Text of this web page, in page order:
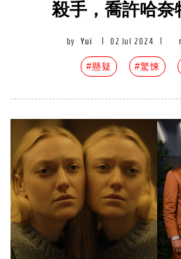
殺手，喬許哈奈
by Yui 02 Jul 2024
#懸疑 #驚悚